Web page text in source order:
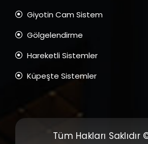
Giyotin Cam Sistem
Gölgelendirme
Hareketli Sistemler
Küpeşte Sistemler
Tüm Hakları Saklıdır